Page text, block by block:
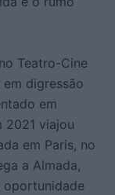
Teatro-Cine
digressão
em
2021 viajou
em Paris, no
a Almada,
oportunidade